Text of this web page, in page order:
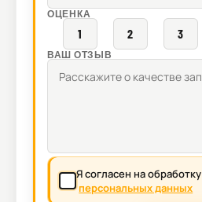
ОЦЕНКА
1 2 3
ВАШ ОТЗЫВ
Я согласен на обработку
персональных данных